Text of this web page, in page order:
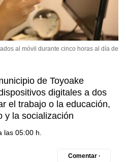
al móvil durante cinco horas al día de
de Toyoake
digitales a dos
el trabajo o la educación,
y la socialización
las 05:00 h.
Comentar ·